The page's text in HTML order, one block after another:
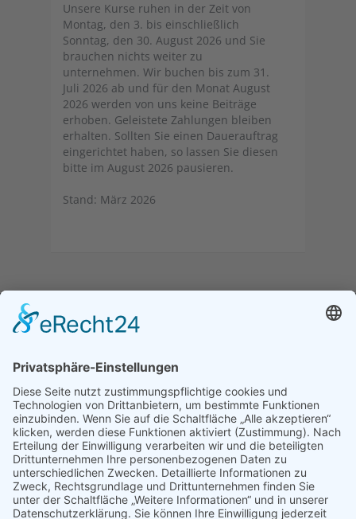
Unsere Kurse ruhen in der Zeit von
Montag, den 3. bis einschließlich
Sonntag, den 30. August 2026 und Sie
brauchen nichts weiter zu
unternehmen. Wir buchen bis zum 31.
Juli 2026 ab und für den Monat August
2026 werden von uns keine Beiträge
erhoben. Geleistete Zahlungen bleiben
erhalten. Sollten Sie einen Dauerauftrag
eingerichtet haben, so lassen Sie diesen
bitte im August 2026 pausieren.
Stand: März 2026
Tanzschule Peter Zielonka - Berlin
Biesdorf
Bei uns lernen Sie Tanzen und nicht nur Schritte ...
Auf dieser Homepage finden Sie alles rund um unsere
Tanzschule, zu unseren Tanzkursen und
Veranstaltungen. Sie finden unsere Tanzschule im
Berliner Stadtbezirk Marzahn-Hellersdorf.
Bürozeiten:
derzeit nur nach Vereinbarung - bitte nutzen Sie
unsere Email-Adresse